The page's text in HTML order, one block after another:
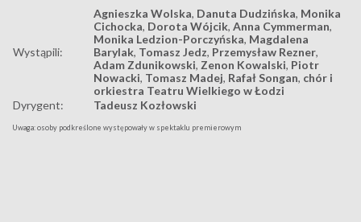
Wystąpili:
Agnieszka Wolska, Danuta Dudzińska, Monika
Cichocka, Dorota Wójcik, Anna Cymmerman,
Monika Ledzion-Porczyńska, Magdalena
Barylak, Tomasz Jedz, Przemysław Rezner,
Adam Zdunikowski, Zenon Kowalski, Piotr
Nowacki, Tomasz Madej, Rafał Songan, chór i
orkiestra Teatru Wielkiego w Łodzi
Dyrygent:
Tadeusz Kozłowski
Uwaga: osoby podkreślone występowały w spektaklu premierowym